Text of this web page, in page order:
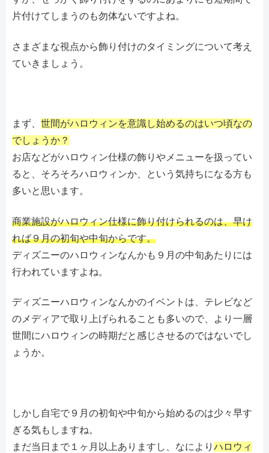
片付けてしまうのも勿体ないですよね。
さまざまな視点から飾り付けのタイミングについて考え
ていきましょう。
まず、 世間がハロウィンを意識し始めるのはいつ頃なの
でしょうか？
お店などがハロウィン仕様の飾りやメニューを扱ってい
ると、そろそろハロウィンか、という気持ちになる方も
多いと思います。
商業施設がハロウィン仕様に飾り付けられるのは、早け
れば９月の初旬や中旬からです。
ディズニーのハロウィンなんかも９月の中旬あたりには
行われていますよね。
ディズニーハロウィンなんかのイベントは、テレビなど
のメディアで取り上げられることも多いので、より一層
世間にハロウィンの時期だと感じさせるのではないでし
ょうか。
しかし自宅で９月の初旬や中旬から始めるのは少々早す
ぎる気もしますね。
まだ当日まで１ヶ月以上ありますし、なにより ハロウィ